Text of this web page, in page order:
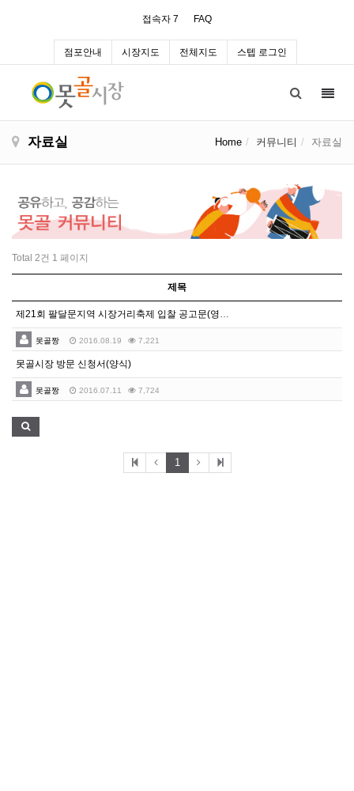
접속자 7 FAQ
점포안내 시장지도 전체지도 스텝 로그인
자료실 Home 커뮤니티 자료실
Total 2건 1 페이지
제목
제21회 팔달문지역 시장거리축제 입찰 공고문(영동시장발…
못골짱 2016.08.19 7,221
못골시장 방문 신청서(양식)
못골짱 2016.07.11 7,724
1